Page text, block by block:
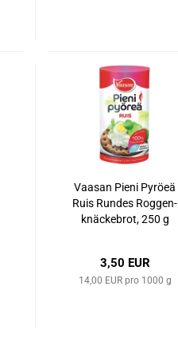
Vaa­san Pieni Py­rö­eä
Ruis Run­des Rog­gen­
k­nä­cke­brot, 250 g
3,50 EUR
14,00 EUR pro 1000 g